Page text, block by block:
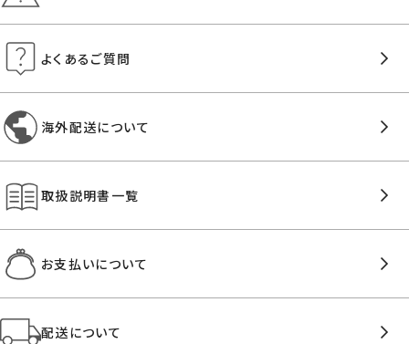
よくあるご質問
海外配送について
取扱説明書一覧
お支払いについて
配送について